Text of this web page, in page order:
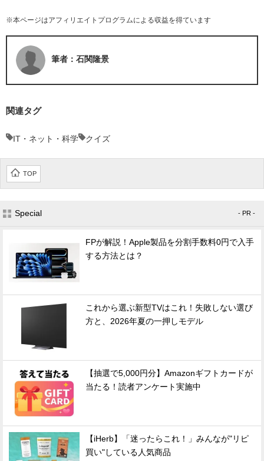
※本ページはアフィリエイトプログラムによる収益を得ています
筆者：石関隆景
関連タグ
IT・ネット・科学 クイズ
TOP
Special - PR -
FPが解説！Apple製品を分割手数料0円で入手
する方法とは？
これから選ぶ新型TVはこれ！失敗しない選び
方と、2026年夏の一押しモデル
【抽選で5,000円分】Amazonギフトカードが
当たる！読者アンケート実施中
【iHerb】「迷ったらこれ！」みんなが"リピ
買い"している人気商品